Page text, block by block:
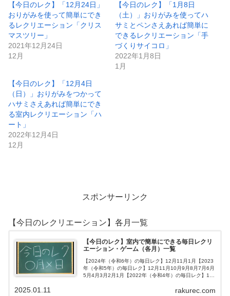
【今日のレク】「12月24日」
おりがみを使って簡単にでき
るレクリエーション「クリス
マスツリー」
2021年12月24日
12月
【今日のレク】「1月8日
（土）」おりがみを使ってハ
サミとペンさえあれば簡単に
できるレクリエーション「手
づくりサイコロ」
2022年1月8日
1月
【今日のレク】「12月4日
（日）」おりがみをつかって
ハサミさえあれば簡単にでき
る室内レクリエーション「ハ
ート」
2022年12月4日
12月
スポンサーリンク
【今日のレクリエーション】各月一覧
【今日のレク】室内で簡単にできる毎日レクリ
エーション・ゲーム（各月）一覧
【2024年（令和6年）の毎日レク】12月11月1月【2023
年（令和5年）の毎日レク】12月11月10月9月8月7月6月
5月4月3月2月1月【2022年（令和4年）の毎日レク】12
rakurec.com
2025.01.11